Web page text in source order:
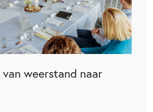
van weerstand naar